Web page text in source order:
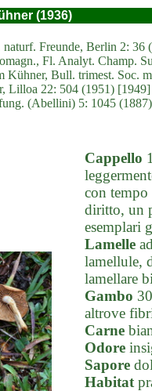
(1936)
Freunde, Berlin 2: 36
Fl. Analyt. Champ.
Kühner, Bull. trimest. Soc.
Lilloa 22: 504 (1951) [1949]
(Abellini) 5: 1045 (1887)
Cappello
con
diritto, un
esemplari
Lamelle
lamellule,
lamellare
Gambo
altrove
Carne
Odore
Sapore
Habitat